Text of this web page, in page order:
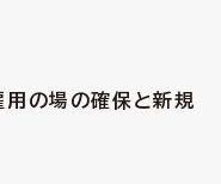
の場の確保と新規